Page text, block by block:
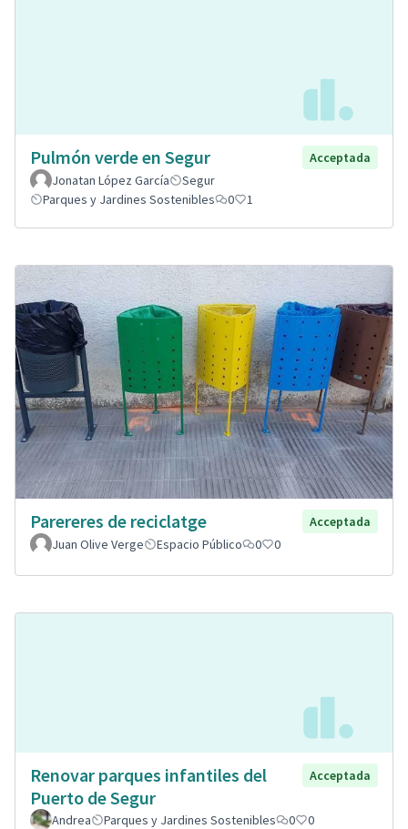
Pulmón verde en Segur
Acceptada
Jonatan López García
Segur
Parques y Jardines Sostenibles
0 1
Parereres de reciclatge
Acceptada
Juan Olive Verge
Espacio Público 0 0
Renovar parques infantiles del
Puerto de Segur
Acceptada
Andrea Parques y Jardines Sostenibles 0 0